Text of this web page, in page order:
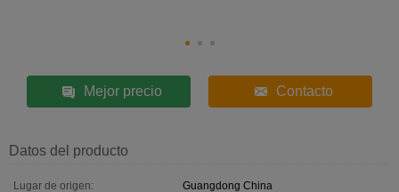
Mejor precio Contacto
Datos del producto
Lugar de origen:
Guangdong China